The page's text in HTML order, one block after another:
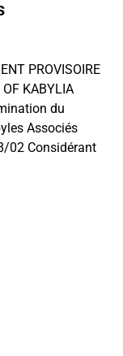
PROVISOIRE
KABYLIA
du
Associés
02 Considérant